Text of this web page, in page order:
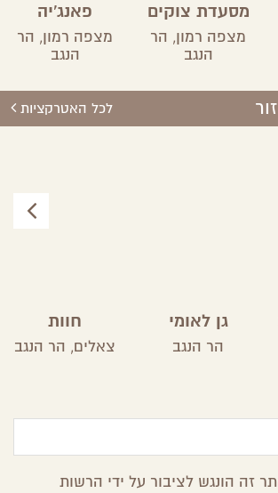
מסעדת צוקים
מצפה רמון, הר
הנגב
פאנג'יה
מצפה רמון, הר
הנגב
לכל האטרקציות
גן לאומי
ממשית
הר הנגב
חוות
הקקטוסים
צאלים, הר הנגב
זה הונגש לציבור על ידי הרשות